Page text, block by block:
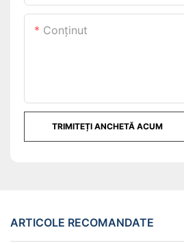
Conţinut
TRIMITEȚI ANCHETĂ ACUM
ARTICOLE RECOMANDATE